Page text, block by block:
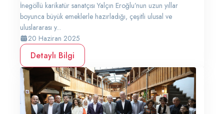
İnegöllü karikatür sanatçısı Yalçın Eroğlu’nun uzun yıllar
boyunca büyük emeklerle hazırladığı, çeşitli ulusal ve
uluslararası y...
20 Haziran 2025
Detaylı Bilgi